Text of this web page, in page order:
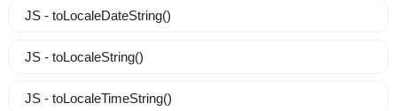
JS - toLocaleDateString()
JS - toLocaleString()
JS - toLocaleTimeString()